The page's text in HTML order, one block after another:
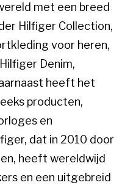
met een breed
Hilfiger Collection,
voor heren,
Denim,
heeft het
producten,
en
dat in 2010 door
heeft wereldwijd
en een uitgebreid